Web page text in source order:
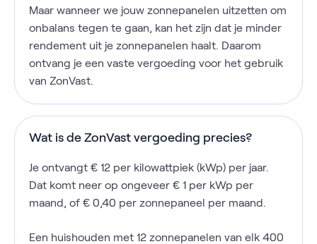
Maar wanneer we jouw zonnepanelen uitzetten om
onbalans tegen te gaan, kan het zijn dat je minder
rendement uit je zonnepanelen haalt. Daarom
ontvang je een vaste vergoeding voor het gebruik
van ZonVast.
Wat is de ZonVast vergoeding precies?
Je ontvangt € 12 per kilowattpiek (kWp) per jaar.
Dat komt neer op ongeveer € 1 per kWp per
maand, of € 0,40 per zonnepaneel per maand.
Een huishouden met 12 zonnepanelen van elk 400